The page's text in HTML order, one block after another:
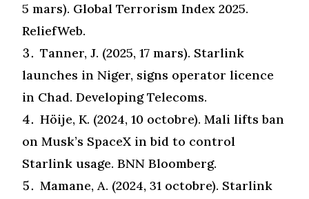
5 mars). Global Terrorism Index 2025.
ReliefWeb.
Tanner, J. (2025, 17 mars). Starlink
launches in Niger, signs operatorlicence
in Chad. Developing Telecoms.
Höije, K. (2024, 10 octobre). Mali lifts ban
on Musk’s SpaceX in bid to control
Starlink usage.BNN Bloomberg.
Mamane, A. (2024, 31 octobre). Starlink